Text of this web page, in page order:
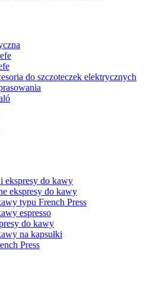
do szczoteczek elektrycznych
ekspresy do kawy
ekspresy do kawy
typu French Press
espresso
do kawy
na kapsułki
Press